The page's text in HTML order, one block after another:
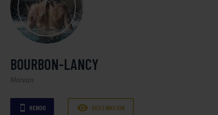
BOURBON-LANCY
Morvan
 HENOO  DESTINATION